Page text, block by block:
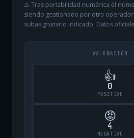
⚠️ Tras portabilidad numérica el
siendo gestionado por otro
subasignatario indicado. Datos
VALORACIÓN
👍
0
POSITIVO
😡
4
NEGATIVO